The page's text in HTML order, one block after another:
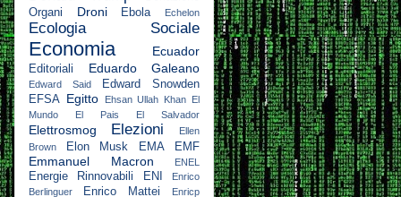
Organi
Droni Ebola Echelon
Ecologia Sociale
Economia Ecuador
Editoriali Eduardo Galeano
Edward Said
Edward Snowden
EFSA Egitto Ehsan Ullah Khan El
Mundo
El Pais El Salvador
Elettrosmog Elezioni
Ellen
Brown
Elon Musk EMA EMF
Emmanuel Macron ENEL
Energie Rinnovabili ENI
Enrico
Berlinguer
Enrico Mattei
Enricp